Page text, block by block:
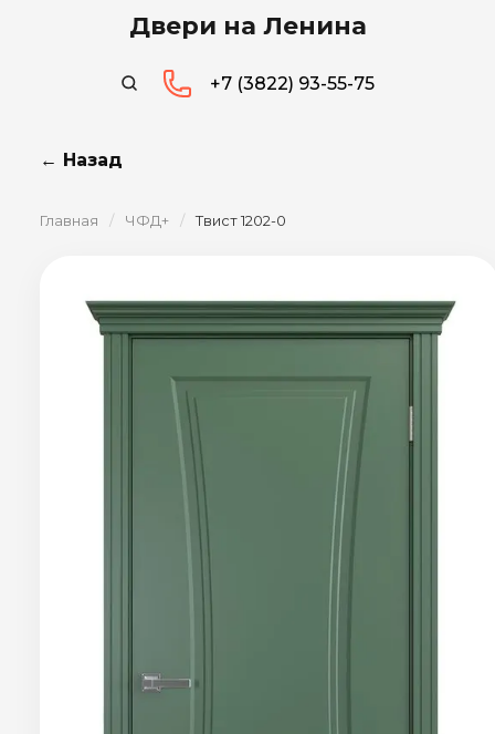
Двери на Ленина
+7 (3822) 93-55-75
← Назад
Главная / ЧФД+ / Твист 1202-0